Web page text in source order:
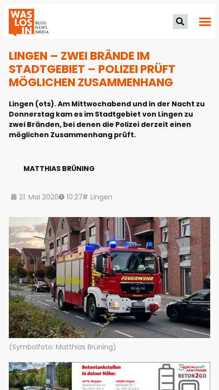
LINGEN – ZWEI BRÄNDE IM
STADTGEBIET – POLIZEI PRÜFT
MÖGLICHEN ZUSAMMENHANG
Lingen (ots). Am Mittwochabend und in der Nacht zu
Donnerstag kam es im Stadtgebiet von Lingen zu
zwei Bränden, bei denen die Polizei derzeit einen
möglichen Zusammenhang prüft.
MATTHIAS BRÜNING
21. Mai 2026 10:27 Lingen
(Symbolfoto: Matthias Brüning)